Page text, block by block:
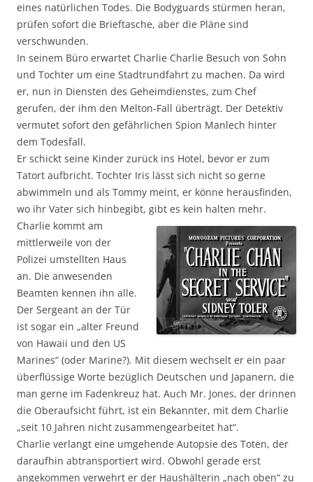
eines natürlichen Todes. Die Bodyguards stürmen heran,
prüfen sofort die Brieftasche, aber die Pläne sind
verschwunden.
In seinem Büro erwartet Charlie Charlie Besuch von Sohn
und Tochter um eine Stadtrundfahrt zu machen. Da wird
er, nun in Diensten des Geheimdienstes, zum Chef
gerufen, der ihm den Melton-Fall überträgt. Der Detektiv
vermutet sofort den gefährlichen Spion Manlech hinter
dem Todesfall.
Er schickt seine Kinder zurück ins Hotel, bevor er zum
Tatort aufbricht. Tochter Iris lässt sich nicht so gerne
abwimmeln und als Tommy meint, er könne herausfinden,
wo ihr Vater sich hinbegibt, gibt es kein halten mehr.
Charlie kommt am
mittlerweile von der
Polizei umstellten Haus
an. Die anwesenden
Beamten kennen ihn alle.
Der Sergeant an der Tür
ist sogar ein „alter Freund
von Hawaii und den US
Marines“ (oder Marine?). Mit diesem wechselt er ein paar
überflüssige Worte bezüglich Deutschen und Japanern, die
man gerne im Fadenkreuz hat. Auch Mr. Jones, der drinnen
die Oberaufsicht führt, ist ein Bekannter, mit dem Charlie
„seit 10 Jahren nicht zusammengearbeitet hat“.
Charlie verlangt eine umgehende Autopsie des Toten, der
daraufhin abtransportiert wird. Obwohl gerade erst
angekommen verwehrt er der Haushälterin „nach oben“ zu